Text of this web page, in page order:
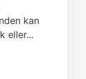
kan
eller...